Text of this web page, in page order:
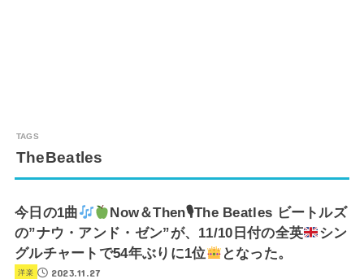
TheBeatles
今日の1曲
Now＆Then🎙The Beatles ビートルズ
の”ナウ・アンド・ゼン”が、11/10日付の全英
シン
グルチャートで54年ぶりに1位
となった。
洋楽 2023.11.27